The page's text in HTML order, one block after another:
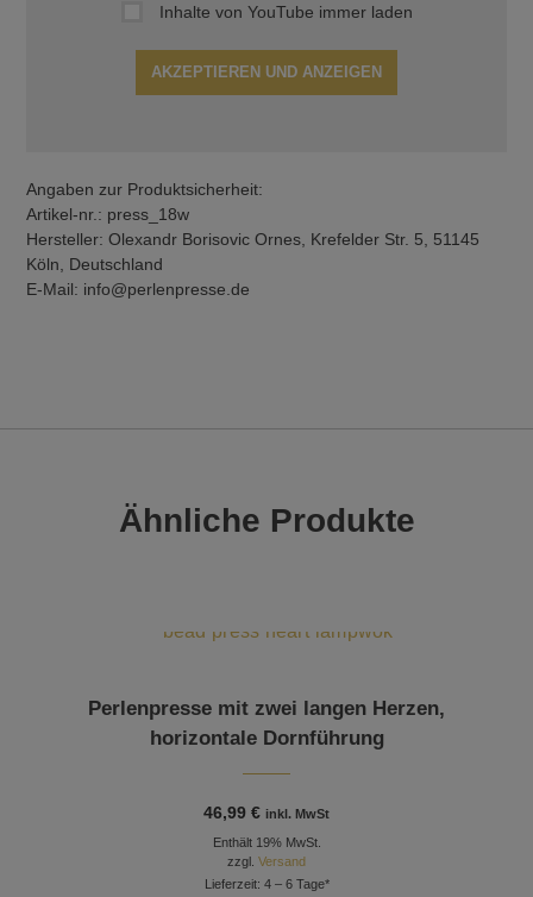
Inhalte von YouTube immer laden
AKZEPTIEREN UND ANZEIGEN
Angaben zur Produktsicherheit:
Artikel-nr.: press_18w
Hersteller: Olexandr Borisovic Ornes, Krefelder Str. 5, 51145
Köln, Deutschland
E-Mail: info@perlenpresse.de
Ähnliche Produkte
Perlenpresse mit zwei langen Herzen,
horizontale Dornführung
46,99€ inkl. MwSt
Enthält 19% MwSt.
zzgl.Versand
Lieferzeit: 4 – 6 Tage*